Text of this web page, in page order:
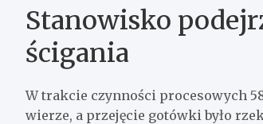
Stanowisko
ścigania
W trakcie czynności procesowych
wierze, a przejęcie gotówki było